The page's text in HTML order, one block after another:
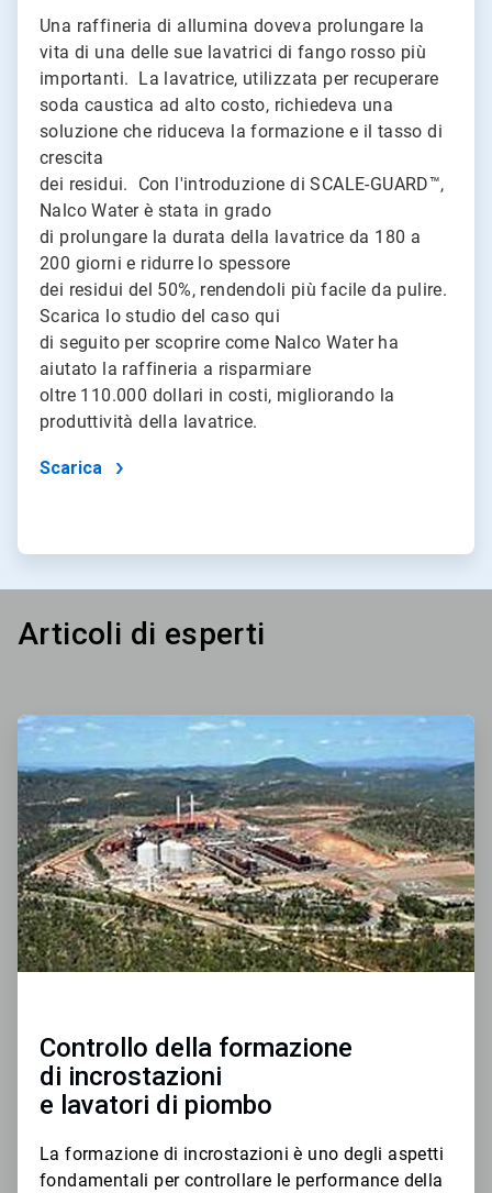
Una raffineria di allumina doveva prolungare la
vita di una delle sue lavatrici di fango rosso più
importanti. La lavatrice, utilizzata per recuperare
soda caustica ad alto costo, richiedeva una
soluzione che riduceva la formazione e il tasso di
crescita
dei residui. Con l'introduzione di SCALE-GUARD™,
Nalco Water è stata in grado
di prolungare la durata della lavatrice da 180 a
200 giorni e ridurre lo spessore
dei residui del 50%, rendendoli più facile da pulire.
Scarica lo studio del caso qui
di seguito per scoprire come Nalco Water ha
aiutato la raffineria a risparmiare
oltre 110.000 dollari in costi, migliorando la
produttività della lavatrice.
Scarica
Articoli di esperti
ArticleTile
di
3
Controllo della formazione
di incrostazioni
​​​​​​​e lavatori di piombo
La formazione di incrostazioni è uno degli aspetti
fondamentali per controllare le performance della